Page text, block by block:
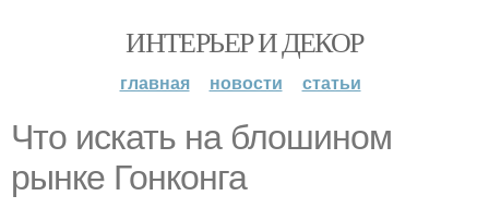
ИНТЕРЬЕР И ДЕКОР
главная новости статьи
Что искать на блошином
рынке Гонконга